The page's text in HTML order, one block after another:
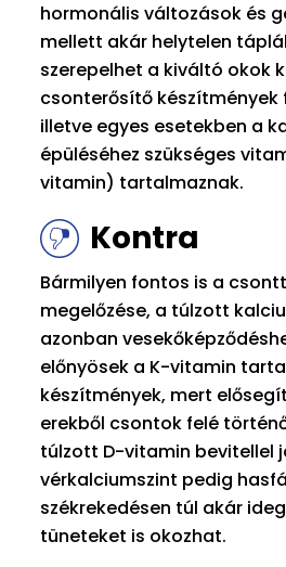
hormonális változások és
mellett akár helytelen
szerepelhet a kiváltó okok
csonterősítő
illetve egyes esetekben a
épüléséhez szükséges
vitamin) tartalmaznak.
Kontra
Bármilyen fontos is a
megelőzése, a túlzott
azonban
előnyösek a K-vitamin
készítmények, mert
erekből csontok felé
túlzott D-vitamin bevitellel
vérkalciumszint pedig
székrekedésen túl akár
tüneteket is okozhat.